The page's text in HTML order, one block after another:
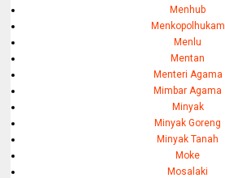
Menhub
Menkopolhukam
Menlu
Mentan
Menteri Agama
Mimbar Agama
Minyak
Minyak Goreng
Minyak Tanah
Moke
Mosalaki